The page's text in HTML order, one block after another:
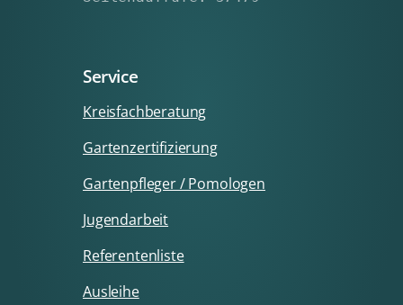
Service
Kreisfachberatung
Gartenzertifizierung
Gartenpfleger / Pomologen
Jugendarbeit
Referentenliste
Ausleihe